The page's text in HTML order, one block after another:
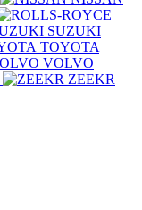
SUZUKI
TOYOTA
VOLVO
ZEEKR